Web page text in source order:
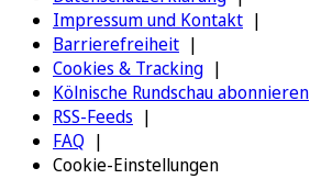
Impressum und Kontakt
Barrierefreiheit
Cookies & Tracking
Kölnische Rundschau abonnieren
RSS-Feeds
FAQ
Cookie-Einstellungen